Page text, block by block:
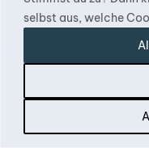
selbst aus, welche